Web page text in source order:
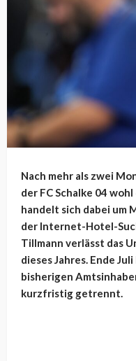
Nach mehr als zwei
der FC Schalke 04
handelt sich dabei um
der Internet-Hotel-
Tillmann verlässt das
dieses Jahres. Ende
bisherigen
kurzfristig getrennt.